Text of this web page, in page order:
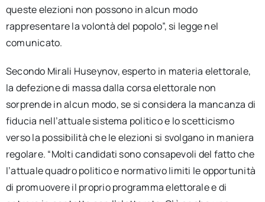
queste elezioni non possono in alcun modo
rappresentare la volontà del popolo”, si legge nel
comunicato.
Secondo Mirali Huseynov, esperto in materia elettorale,
la defezione di massa dalla corsa elettorale non
sorprende in alcun modo, se si considera la mancanza di
fiducia nell’attuale sistema politico e lo scetticismo
verso la possibilità che le elezioni si svolgano in maniera
regolare. “Molti candidati sono consapevoli del fatto che
l’attuale quadro politico e normativo limiti le opportunità
di promuovere il proprio programma elettorale e di